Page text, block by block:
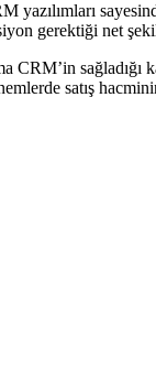
yazılımları
gerektiği net
CRM’in sağladığı
satış